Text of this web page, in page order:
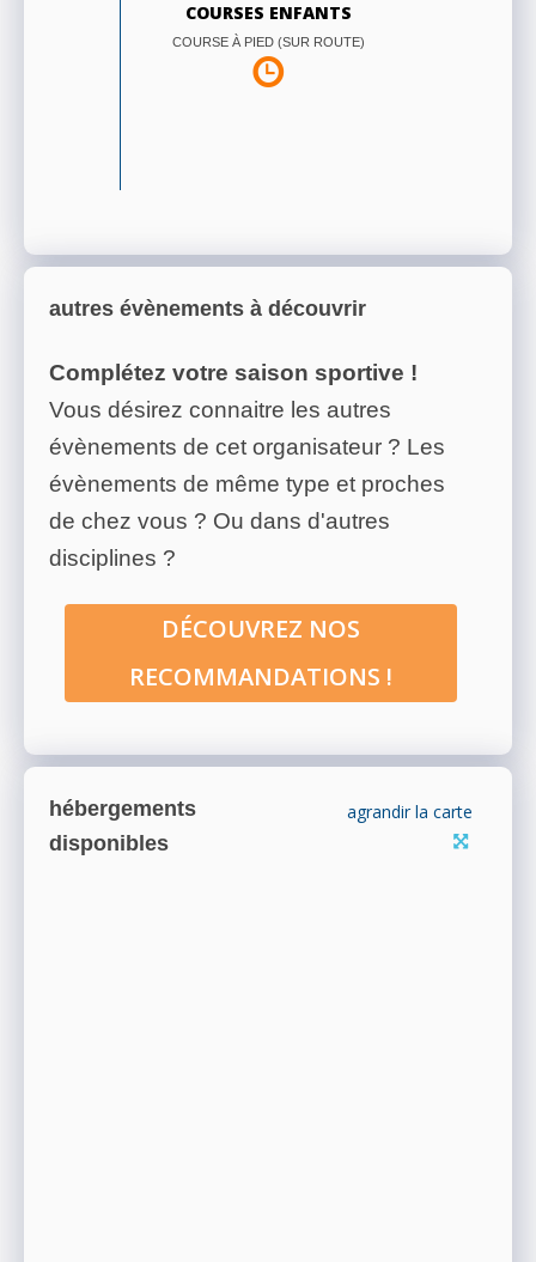
COURSES ENFANTS
COURSE À PIED (SUR ROUTE)
autres évènements à découvrir
Complétez votre saison sportive !
Vous désirez connaitre les autres
évènements de cet organisateur ? Les
évènements de même type et proches
de chez vous ? Ou dans d'autres
disciplines ?
DÉCOUVREZ NOS
RECOMMANDATIONS !
hébergements
disponibles
agrandir la carte